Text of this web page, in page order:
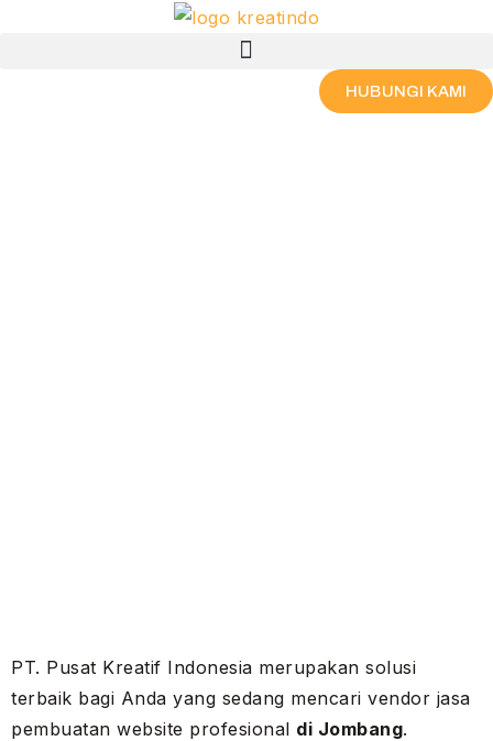
Menu
HUBUNGI KAMI
PT. Pusat Kreatif Indonesia merupakan solusi
terbaik bagi Anda yang sedang mencari vendor jasa
pembuatan website profesional di Jombang.